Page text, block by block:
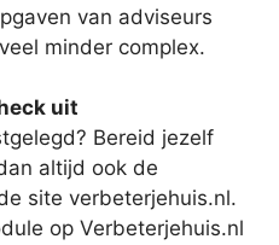
van adviseurs
minder complex.
uit
Bereid jezelf
altijd ook de
site verbeterjehuis.nl.
op Verbeterjehuis.nl